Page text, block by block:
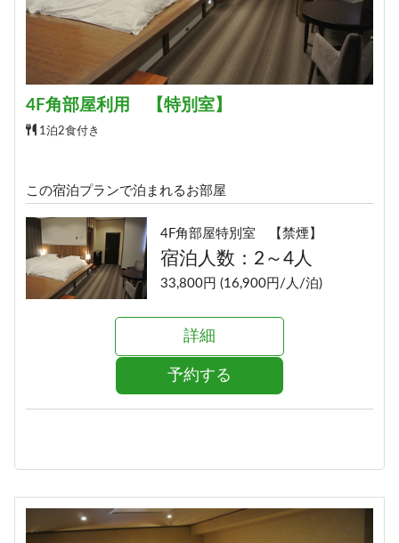
4F角部屋利用 【特別室】
1泊2食付き
この宿泊プランで泊まれるお部屋
4F角部屋特別室 【禁煙】
宿泊人数：2～4人
33,800円 (16,900円/人/泊)
詳細
予約する